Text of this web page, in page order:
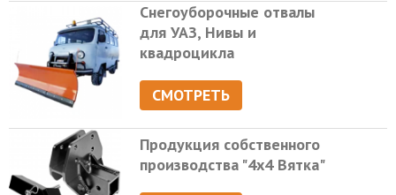
Снегоуборочные отвалы
для УАЗ, Нивы и
квадроцикла
СМОТРЕТЬ
Продукция собственного
производства "4х4 Вятка"